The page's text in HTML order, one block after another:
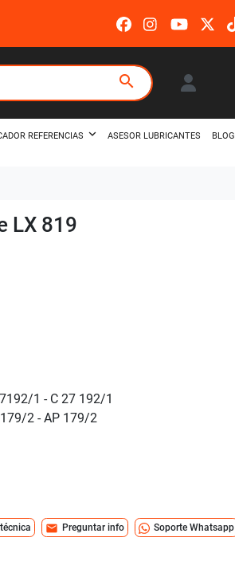
search
REFERENCIAS ASESOR LUBRICANTES BLOG
LX 819
1 - C 27 192/1
2 -AP 179/2
mail Preguntar info Soporte Whatsapp